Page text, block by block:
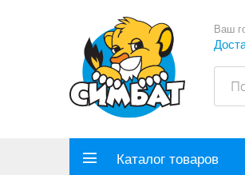
Ваш
Каталог товаров